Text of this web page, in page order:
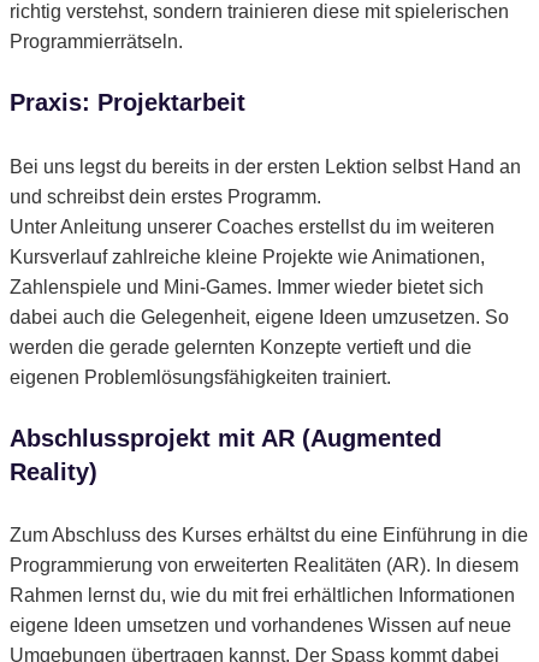
richtig verstehst, sondern trainieren diese mit spielerischen
Programmierrätseln.
Praxis: Projektarbeit
Bei uns legst du bereits in der ersten Lektion selbst Hand an
und schreibst dein erstes Programm.
Unter Anleitung unserer Coaches erstellst du im weiteren
Kursverlauf zahlreiche kleine Projekte wie Animationen,
Zahlenspiele und Mini-Games. Immer wieder bietet sich
dabei auch die Gelegenheit, eigene Ideen umzusetzen. So
werden die gerade gelernten Konzepte vertieft und die
eigenen Problemlösungsfähigkeiten trainiert.
Abschlussprojekt mit AR (Augmented
Reality)
Zum Abschluss des Kurses erhältst du eine Einführung in die
Programmierung von erweiterten Realitäten (AR). In diesem
Rahmen lernst du, wie du mit frei erhältlichen Informationen
eigene Ideen umsetzen und vorhandenes Wissen auf neue
Umgebungen übertragen kannst. Der Spass kommt dabei